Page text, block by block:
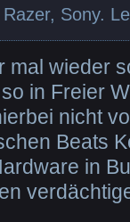
Razer, Sony.
mal wieder
in Freier
nicht
Beats
in